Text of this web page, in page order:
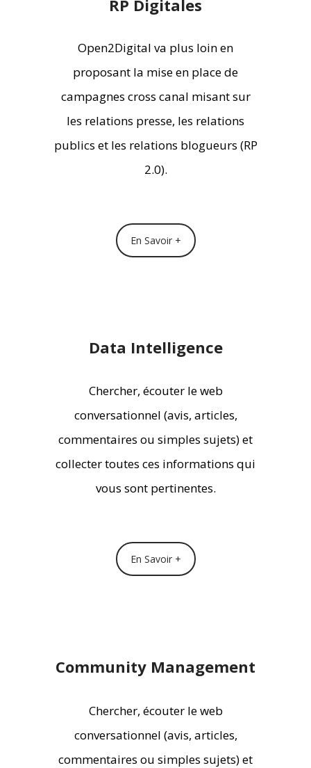
RP Digitales
Open2Digital va plus loin en
proposant la mise en place de
campagnes cross canal misant sur
les relations presse, les relations
publics et les relations blogueurs (RP
2.0).
En Savoir +
Data Intelligence
Chercher, écouter le web
conversationnel (avis, articles,
commentaires ou simples sujets) et
collecter toutes ces informations qui
vous sont pertinentes.
En Savoir +
Community Management
Chercher, écouter le web
conversationnel (avis, articles,
commentaires ou simples sujets) et